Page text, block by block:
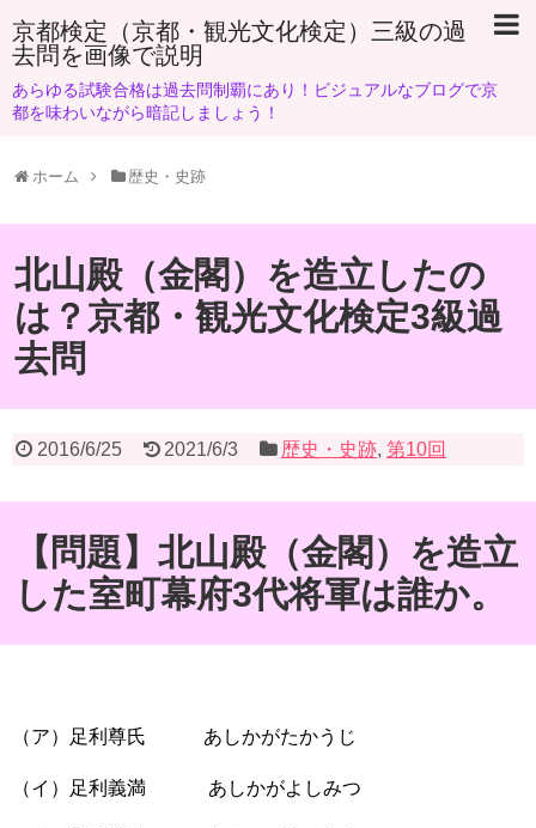
京都検定（京都・観光文化検定）三級の過
去問を画像で説明
あらゆる試験合格は過去問制覇にあり！ビジュアルなブログで京
都を味わいながら暗記しましょう！
ホーム 歴史・史跡
北山殿（金閣）を造立したの
は？京都・観光文化検定3級過
去問
2016/6/25 2021/6/3 歴史・史跡,第10回
【問題】北山殿（金閣）を造立
した室町幕府3代将軍は誰か。
（ア）足利尊氏 あしかがたかうじ
（イ）足利義満 あしかがよしみつ